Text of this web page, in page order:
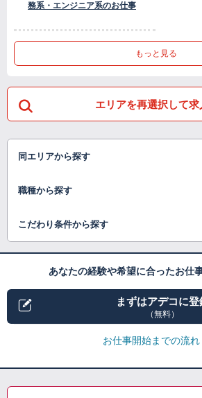
務系・エンジニア系のお仕事
もっと見る
エリアを再選択して求
同エリアから探す
職種から探す
こだわり条件から探す
あなたの経験や希望に合ったお仕
まずはアデコに登
（無料）
お仕事開始までの流れ